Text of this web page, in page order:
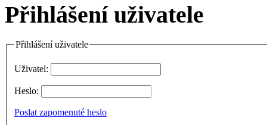
Přihlášení uživatele
Přihlášení uživatele
Uživatel:
Heslo:
Poslat zapomenuté heslo